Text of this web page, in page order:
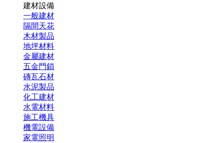
建材設備
一般建材
隔間天花
木材製品
地坪材料
金屬建材
五金門鎖
磚瓦石材
水泥製品
化工建材
水電材料
施工機具
機電設備
家電照明